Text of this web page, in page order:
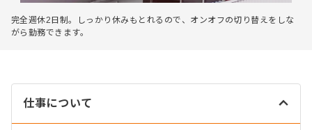
完全週休2日制。しっかり休みもとれるので、オンオフの切り替えをしな
がら勤務できます。
仕事について